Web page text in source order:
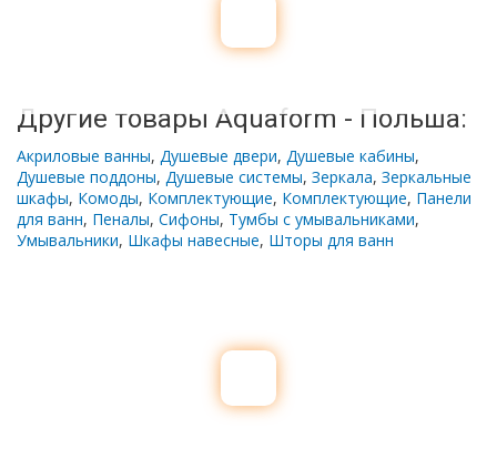
Другие товары Aquaform - Польша:
Акриловые ванны, Душевые двери, Душевые кабины,
Душевые поддоны, Душевые системы, Зеркала, Зеркальные
шкафы, Комоды, Комплектующие, Комплектующие, Панели
для ванн, Пеналы, Сифоны, Тумбы с умывальниками,
Умывальники, Шкафы навесные, Шторы для ванн